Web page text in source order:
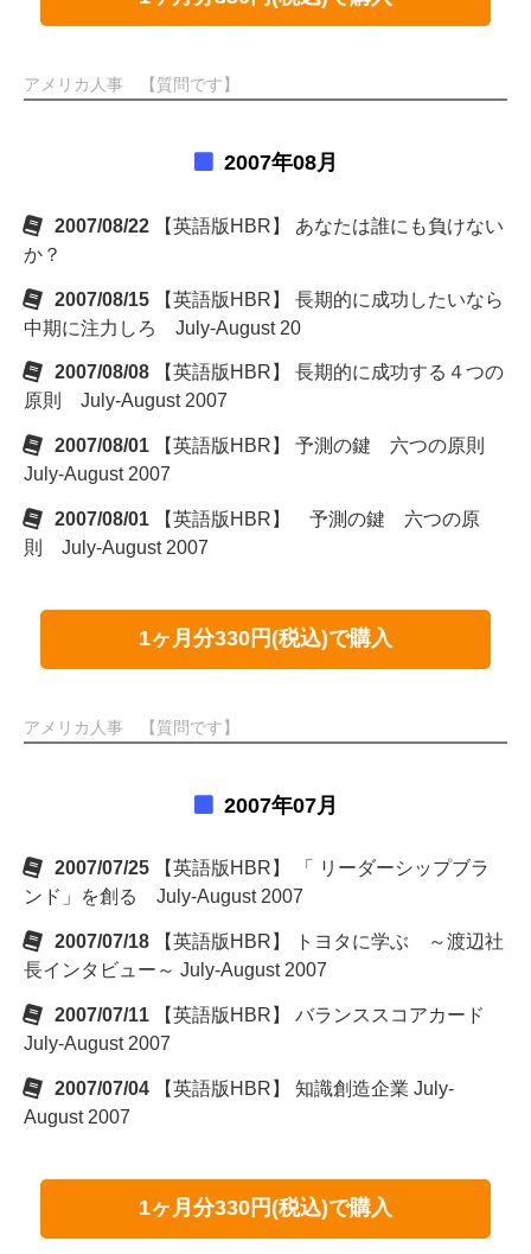
アメリカ人事 【質問です】
2007年08月
2007/08/22
【英語版HBR】 あなたは誰にも負けない
か？
2007/08/15
【英語版HBR】 長期的に成功したいなら
中期に注力しろ July-August 20
2007/08/08
【英語版HBR】 長期的に成功する４つの
原則 July-August 2007
2007/08/01
【英語版HBR】 予測の鍵 六つの原則
July-August 2007
2007/08/01
【英語版HBR】 予測の鍵 六つの原
則 July-August 2007
1ヶ月分330円(税込)で購入
アメリカ人事 【質問です】
2007年07月
2007/07/25
【英語版HBR】 「 リーダーシップブラ
ンド」を創る July-August 2007
2007/07/18
【英語版HBR】 トヨタに学ぶ ～渡辺社
長インタビュー～ July-August 2007
2007/07/11
【英語版HBR】 バランススコアカード
July-August 2007
2007/07/04
【英語版HBR】 知識創造企業 July-
August 2007
1ヶ月分330円(税込)で購入